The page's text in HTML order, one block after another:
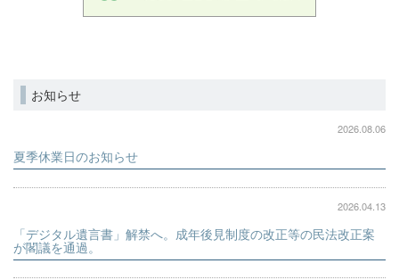
お知らせ
2026.08.06
夏季休業日のお知らせ
2026.04.13
「デジタル遺言書」解禁へ。成年後見制度の改正等の民法改正案
が閣議を通過。